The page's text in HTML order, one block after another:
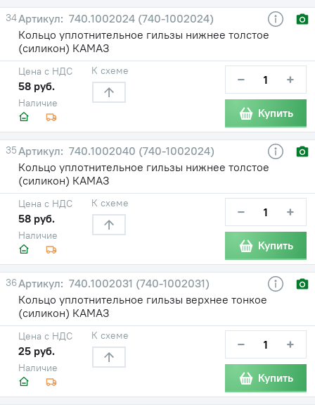
34
740.1002024 (740-1002024)
Кольцо уплотнительное гильзы нижнее толстое
(силикон) КАМАЗ
Наличие
Цена с НДС
58 руб.
К схеме − +
Купить
35
740.1002040 (740-1002024)
Кольцо уплотнительное гильзы нижнее толстое
(силикон) КАМАЗ
Наличие
Цена с НДС
58 руб.
К схеме − +
Купить
36
740.1002031 (740-1002031)
Кольцо уплотнительное гильзы верхнее тонкое
(силикон) КАМАЗ
Наличие
Цена с НДС
25 руб.
К схеме − +
Купить